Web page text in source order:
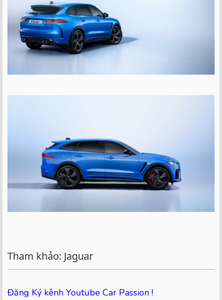
Tham khảo: Jaguar
Đăng Ký kênh Youtube Car Passion !